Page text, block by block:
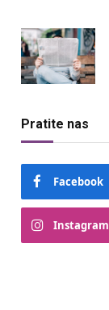
Pratite nas
Facebook
Instagram